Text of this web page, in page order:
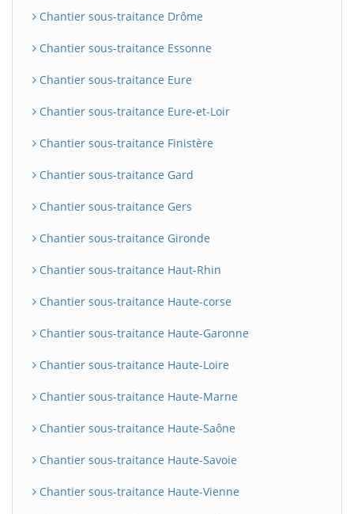
Chantier sous-traitance Drôme
Chantier sous-traitance Essonne
Chantier sous-traitance Eure
Chantier sous-traitance Eure-et-Loir
Chantier sous-traitance Finistère
Chantier sous-traitance Gard
Chantier sous-traitance Gers
Chantier sous-traitance Gironde
Chantier sous-traitance Haut-Rhin
Chantier sous-traitance Haute-corse
Chantier sous-traitance Haute-Garonne
Chantier sous-traitance Haute-Loire
Chantier sous-traitance Haute-Marne
Chantier sous-traitance Haute-Saône
Chantier sous-traitance Haute-Savoie
Chantier sous-traitance Haute-Vienne